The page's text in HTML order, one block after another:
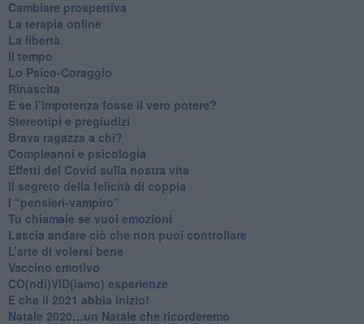
​Cambiare prospettiva
La terapia online
La libertà
​Il tempo
​Lo Psico-Coraggio
Rinascita
​E se l’impotenza fosse il vero potere?
Stereotipi e pregiudizi
​Brava ragazza a chi?
​Compleanni e psicologia
Effetti del Covid sulla nostra vita
Il segreto della felicità di coppia
​I “pensieri-vampiro”
​Tu chiamale se vuoi emozioni
​Lascia andare ciò che non puoi controllare
L’arte di volersi bene
​Vaccino emotivo
CO(ndi)VID(iamo) esperienze
​E che il 2021 abbia inizio!
​Natale 2020…un Natale che ricorderemo